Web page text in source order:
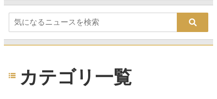
カテゴリ一覧